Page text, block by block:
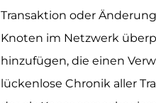
Transaktion oder
Knoten im Netzwerk
hinzufügen, die einen
lückenlose Chronik aller